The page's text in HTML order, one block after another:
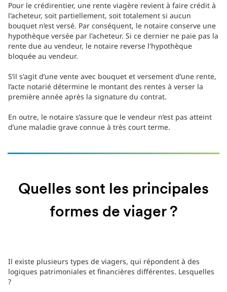
Pour le crédirentier, une rente viagère revient à faire crédit à
l'acheteur, soit partiellement, soit totalement si aucun
bouquet n’est versé. Par conséquent, le notaire conserve une
hypothèque versée par l'acheteur. Si ce dernier ne paie pas la
rente due au vendeur, le notaire reverse l'hypothèque
bloquée au vendeur.
S’il s'agit d’une vente avec bouquet et versement d’une rente,
l’acte notarié détermine le montant des rentes à verser la
première année après la signature du contrat.
En outre, le notaire s’assure que le vendeur n’est pas atteint
d’une maladie grave connue à très court terme.
Quelles sont les principales
formes de viager ?
Il existe plusieurs types de viagers, qui répondent à des
logiques patrimoniales et financières différentes. Lesquelles
?